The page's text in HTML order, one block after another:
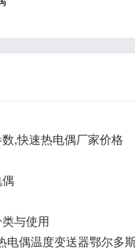
,快速热电偶厂家价格
偶
与使用
电偶温度变送器鄂尔多